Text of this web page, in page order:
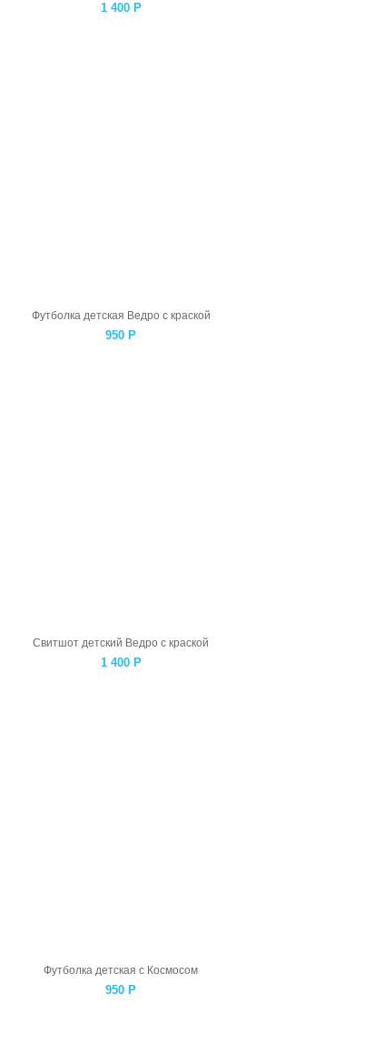
1 400 Р
Футболка детская Ведро с краской
950 Р
Свитшот детский Ведро с краской
1 400 Р
Футболка детская с Космосом
950 Р